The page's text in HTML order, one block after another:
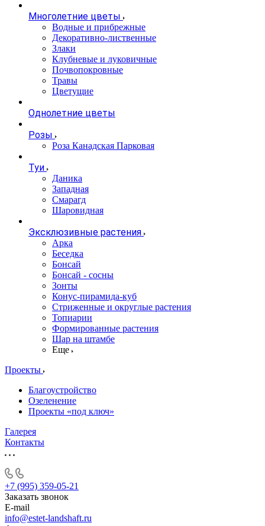
Многолетние цветы
Водные и прибрежные
Декоративно-лиственные
Злаки
Клубневые и луковичные
Почвопокровные
Травы
Цветущие
Однолетние цветы
Розы
Роза Канадская Парковая
Туи
Даника
Западная
Смарагд
Шаровидная
Эксклюзивные растения
Арка
Беседка
Бонсай
Бонсай - сосны
Зонты
Конус-пирамида-куб
Стриженные и округлые растения
Топиарии
Формированные растения
Шар на штамбе
Еще
Проекты
Благоустройство
Озеленение
Проекты «под ключ»
Галерея
Контакты
+7 (995) 359-05-21
Заказать звонок
E-mail
info@estet-landshaft.ru